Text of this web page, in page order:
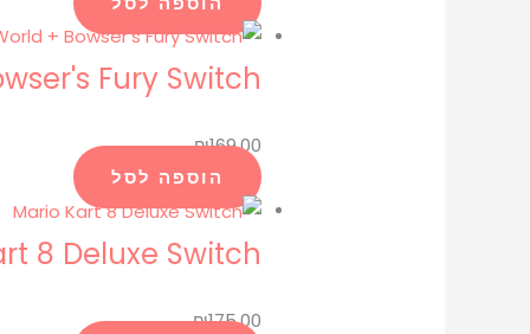
Fury Switch
₪169.00
הוספה לסל
8 Deluxe Switch
₪175.00